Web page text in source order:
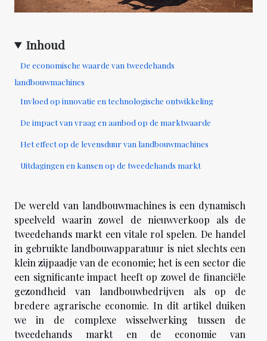
Inhoud
De economische waarde van tweedehands
landbouwmachines
Invloed op innovatie en technologische ontwikkeling
De impact van vraag en aanbod op de marktwaarde
Het effect op de levensduur van landbouwmachines
Uitdagingen en kansen op de tweedehands markt
De wereld van landbouwmachines is een dynamisch
speelveld waarin zowel de nieuwverkoop als de
tweedehands markt een vitale rol spelen. De handel
in gebruikte landbouwapparatuur is niet slechts een
klein zijpaadje van de economie; het is een sector die
een significante impact heeft op zowel de financiële
gezondheid van landbouwbedrijven als op de
bredere agrarische economie. In dit artikel duiken
we in de complexe wisselwerking tussen de
tweedehands markt en de economie van